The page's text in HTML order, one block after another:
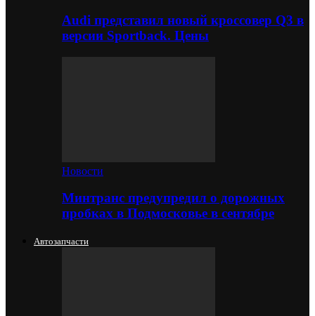
Audi представил новый кроссовер Q3 в
версии Sportback. Цены
Новости
Минтранс предупредил о дорожных
пробках в Подмосковье в сентябре
Автозапчасти